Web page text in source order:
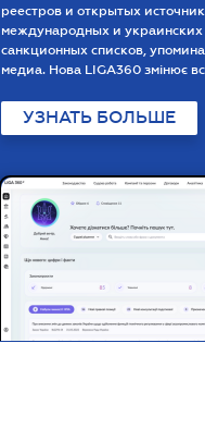
реестров и открытых
международных и украинских
санкционных списков,
медиа. Нова LIGA360 змінює
УЗНАТЬ БОЛЬШЕ